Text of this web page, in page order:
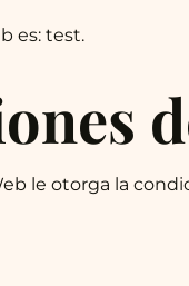
es: test.
le otorga la